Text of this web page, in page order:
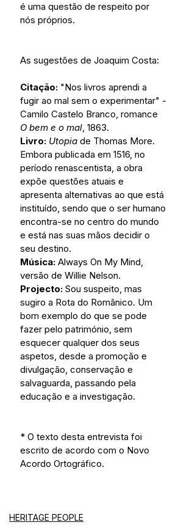
é uma questão de respeito por
nós próprios.
As sugestões de Joaquim Costa:
Citação: "Nos livros aprendi a
fugir ao mal sem o experimentar" -
Camilo Castelo Branco, romance
O bem e o mal, 1863.
Livro: Utopia de Thomas More.
Embora publicada em 1516, no
período renascentista, a obra
expõe questões atuais e
apresenta alternativas ao que está
instituído, sendo que o ser humano
encontra-se no centro do mundo
e está nas suas mãos decidir o
seu destino.
Música: Always On My Mind,
versão de Willie Nelson.
Projecto: Sou suspeito, mas
sugiro a Rota do Românico. Um
bom exemplo do que se pode
fazer pelo património, sem
esquecer qualquer dos seus
aspetos, desde a promoção e
divulgação, conservação e
salvaguarda, passando pela
educação e a investigação.
* O texto desta entrevista foi
escrito de acordo com o Novo
Acordo Ortográfico.
HERITAGE PEOPLE